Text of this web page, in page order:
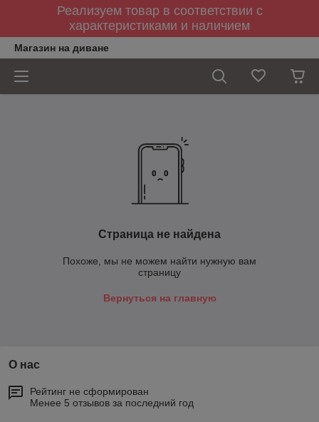
Реализуем товар в соответствии с
характеристиками и наличием
Магазин на диване
Страница не найдена
Похоже, мы не можем найти нужную вам
страницу
Вернуться на главную
О нас
Рейтинг не сформирован
Менее 5 отзывов за последний год